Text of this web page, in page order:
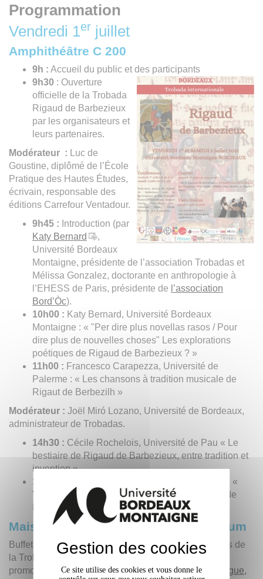
Programmation
Vendredi 1er juillet
Amphithéâtre C 200
9h : Accueil du public et des participants
9h30 : Ouverture
officielle de la Trobada
Rigaud de Barbezieux
par les organisateurs et
leurs partenaires.
Modérateur :
Luc de
Goustine, diplômé de l’École
Pratique des Hautes Études,
écrivain, responsable des
éditions Carrefour Ventadour.
9h45 : Introduction (par
Katy Bernard
,
Université Bordeaux
Montaigne, présidente de l’association Trobadas et
Mélissa Gonzalez, doctorante en anthropologie à
l’EHESS de Paris, présidente de l’association
Bord’Òc).
10h00 : Katy Bernard, Université Bordeaux
Montaigne : « "Per dire plus novellas rasos / Pour
dire plus de nouvelles choses" Les explorations
poétiques de Rigaud de Barbezieux ? »
11h00 : Francesco Carapezza, Université de
Palerme : « Les chansons à tradition musicale de
Rigaut de Berbezilh »
Modérateur : Joël Miró Lozano, Université de Bordeaux,
administrateur de Trobadas.
14h30 : Cécile Rochelois, Université de Pau « Le
bestiaire de Rigaud de Barbezieux, entre tradition et
invention »
15h30 :
Jacques Gourc, Université de Toulouse «
"Atressi com…" : les comparaisons de Rigaud de
Barbezieux et leur postérité. »
Maison des Étudiants et son auditorium
Buffet-Concert Rencontre festive entre les participants de
la Trobada, les différentes
promotions du Diplôme Universitaire d’Occitan – Langue,
Gestion des cookies
Ce site utilise des cookies et vous donne le